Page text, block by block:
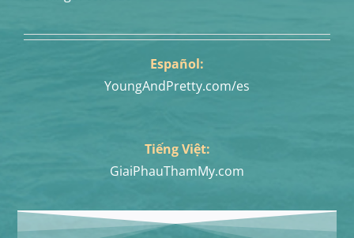
Español:
YoungAndPretty.com/es
Tiếng Việt:
GiaiPhauThamMy.com